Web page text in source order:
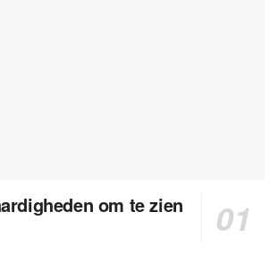
om te zien